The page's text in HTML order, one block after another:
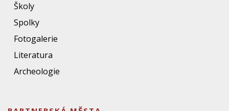
Školy
Spolky
Fotogalerie
Literatura
Archeologie